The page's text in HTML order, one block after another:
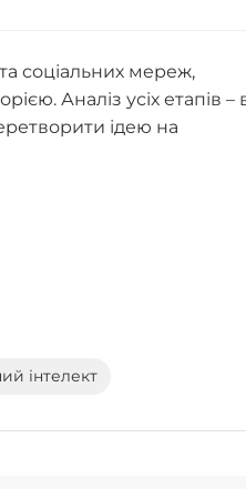
соціальних мереж,
Аналіз усіх етапів –
ідею на
інтелект